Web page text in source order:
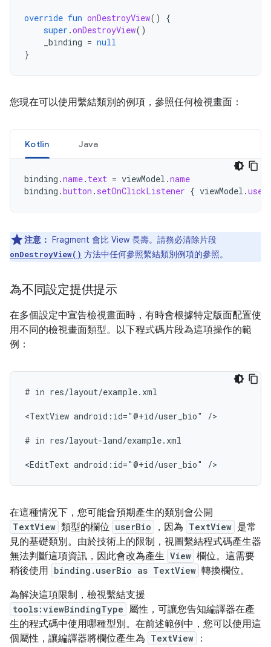
override fun onDestroyView()
{
super .onDestroyView()
_binding = null
}
您現在可以使用繫結類別的例項，參照任何檢視畫面：
Kotlin Java
binding .name. text = viewModel .name
binding .button . setOnClickListener { viewModel .
注意： Fragment 會比 View 長壽。請務必清除片段
onDestroyView() 方法中任何參照繫結類別例項的參照。
為不同設定提供提示
在多個設定中宣告檢視畫面時，有時會根據特定版面配置使
用不同的檢視畫面類型。以下程式碼片段為這項操作的範
例：
# in res/layout/example.xml
<TextView android:id="@+id/user_bio" />
# in res/layout-land/example.xml
<EditText android:id="@+id/user_bio"
在這種情況下，您可能會預期產生的類別會公開
TextView 類型的欄位 userBio ，因為 TextView 是常
見的基礎類別。由於技術上的限制，視圖繫結程式碼產生器
無法判斷這項資訊，因此會改為產生 View 欄位。這需要
稍後使用 binding.userBio as TextView 轉換欄位。
為解決這項限制，檢視繫結支援
tools:viewBindingType 屬性，可讓您告知編譯器在產
生的程式碼中使用哪種型別。在前述範例中，您可以使用這
個屬性，讓編譯器將欄位產生為 TextView ：